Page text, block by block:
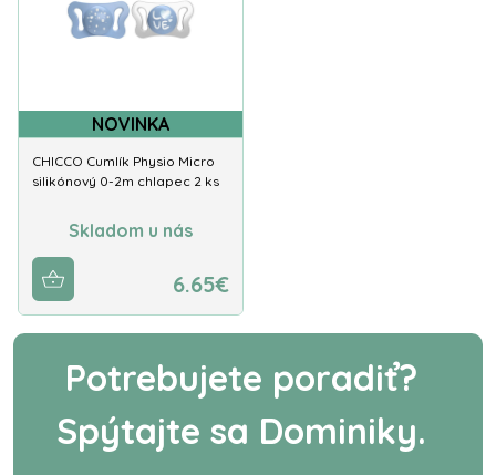
NOVINKA
CHICCO Cumlík Physio Micro
silikónový 0-2m chlapec 2 ks
Skladom u nás
6.65€
Potrebujete poradiť?
Spýtajte sa Dominiky.